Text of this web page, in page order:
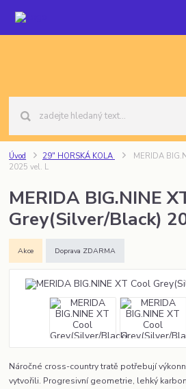
Úvod 29" HORSKÁ KOLA
MERIDA
2025 vel. L
MERIDA BIG.NINE
Grey(Silver/Black)
Akce Doprava ZDARMA
Náročné cross-country tratě potřebují
vytvořili. Progresivní geometrie, lehký